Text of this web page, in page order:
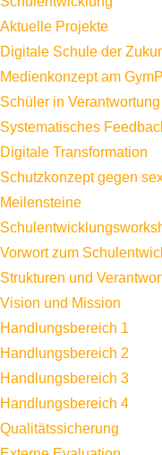
Aktuelle Projekte
Digitale Schule der
Medienkonzept am GymP
Schüler in Verantwortung
Systematisches
Digitale Transformation
Schutzkonzept gegen
Meilensteine
Vorwort zum
Strukturen und
Vision und Mission
Handlungsbereich 1
Handlungsbereich 2
Handlungsbereich 3
Handlungsbereich 4
Qualitätssicherung